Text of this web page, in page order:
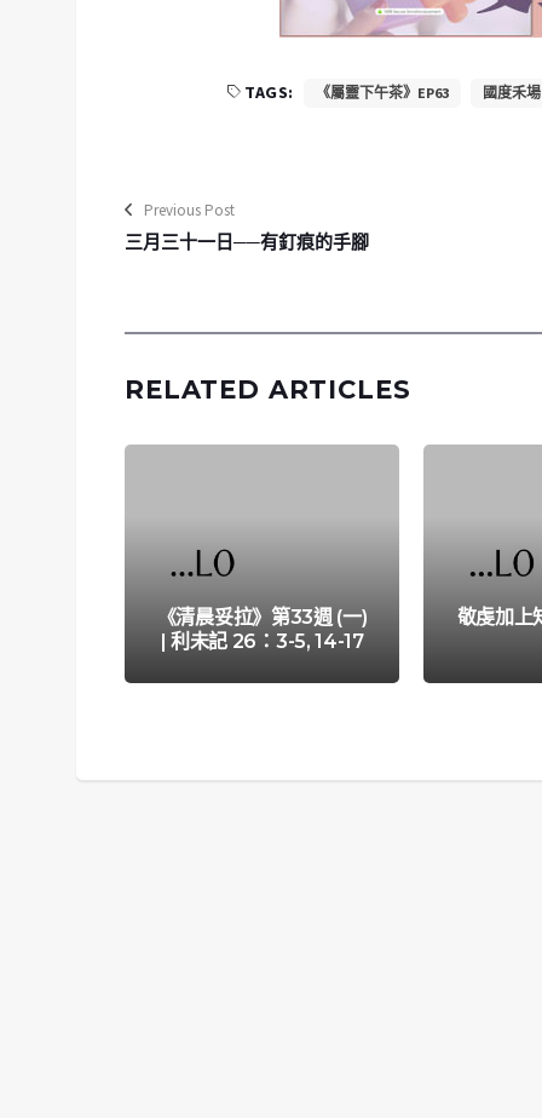
TAGS: 《屬靈下午茶》EP63 國度禾
Previous Post
三月三十一日──有釘痕的手腳
RELATED ARTICLES
《清晨妥拉》第33週 (一)
| 利未記 26：3-5, 14-17
敬虔加上